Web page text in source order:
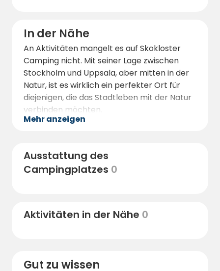
In der Nähe
An Aktivitäten mangelt es auf Skokloster
Camping nicht. Mit seiner Lage zwischen
Stockholm und Uppsala, aber mitten in der
Natur, ist es wirklich ein perfekter Ort für
diejenigen, die das Stadtleben mit der Natur
verbinden möchten.
Das Restaurant Sjökrogen, das sich in der
eine wunderschöne Terrasse verfügt, bietet
Ihnen einen Blick auf das Wasser und die
Möglichkeit, den wunderschönen
Restaurant hat volle Rechte und köstliches
Der Strand ist ein flacher Sandstrand und
Mehr anzeigen
Ausstattung des
Campingplatzes 0
Aktivitäten in der Nähe 0
Gut zu wissen